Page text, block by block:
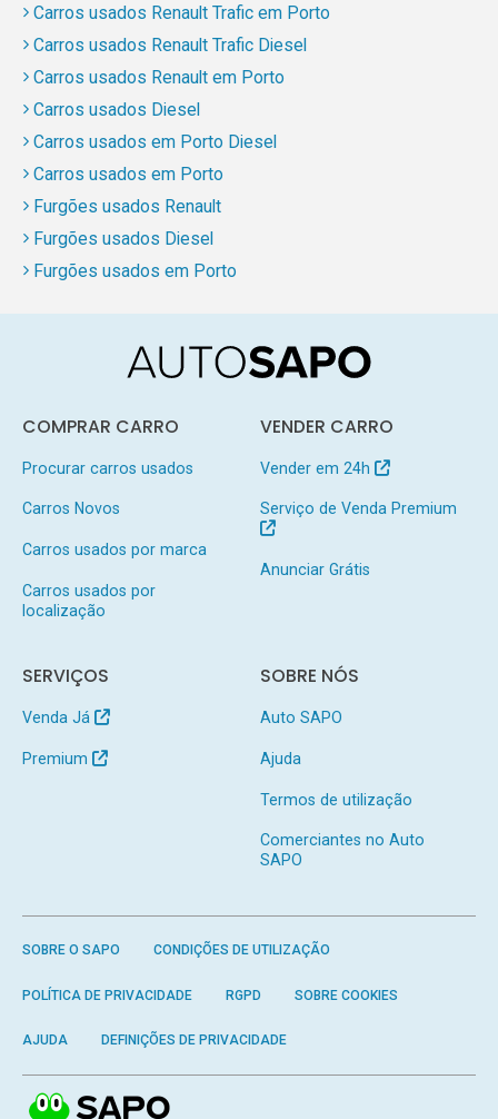
Carros usados Renault Trafic em Porto
Carros usados Renault Trafic Diesel
Carros usados Renault em Porto
Carros usados Diesel
Carros usados em Porto Diesel
Carros usados em Porto
Furgões usados Renault
Furgões usados Diesel
Furgões usados em Porto
COMPRAR CARRO
Procurar carros usados
Carros Novos
Carros usados por marca
Carros usados por
localização
VENDER CARRO
Vender em 24h
Serviço de Venda Premium
Anunciar Grátis
SERVIÇOS
Venda Já
Premium
SOBRE NÓS
Auto SAPO
Ajuda
Termos de utilização
Comerciantes no Auto
SAPO
SOBRE O SAPO CONDIÇÕES DE UTILIZAÇÃO
POLÍTICA DE PRIVACIDADE RGPD SOBRE COOKIES
AJUDA DEFINIÇÕES DE PRIVACIDADE